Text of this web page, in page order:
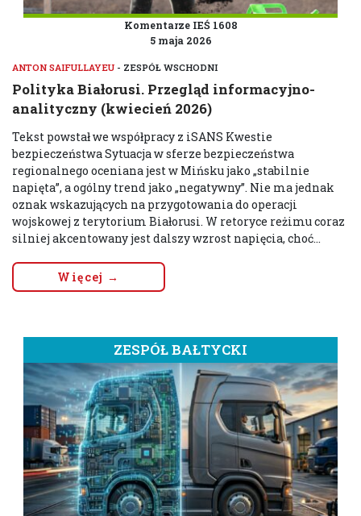
Komentarze IEŚ 1608
5 maja 2026
ANTON SAIFULLAYEU - ZESPÓŁ WSCHODNI
Polityka Białorusi. Przegląd informacyjno-
analityczny (kwiecień 2026)
Tekst powstał we współpracy z iSANS Kwestie
bezpieczeństwa Sytuacja w sferze bezpieczeństwa
regionalnego oceniana jest w Mińsku jako „stabilnie
napięta”, a ogólny trend jako „negatywny”. Nie ma jednak
oznak wskazujących na przygotowania do operacji
wojskowej z terytorium Białorusi. W retoryce reżimu coraz
silniej akcentowany jest dalszy wzrost napięcia, choć...
Więcej →
ZESPÓŁ BAŁTYCKI